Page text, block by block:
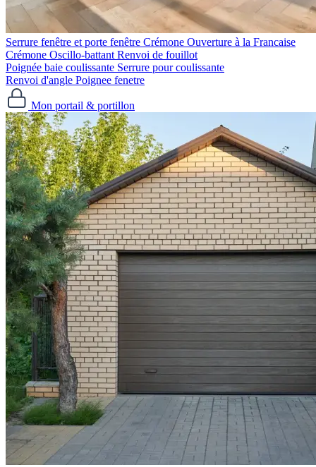
Serrure fenêtre et porte fenêtre
Crémone Ouverture à la Francaise
Crémone Oscillo-battant Renvoi de fouillot
Poignée baie coulissante Serrure pour coulissante
Renvoi d'angle Poignee fenetre
Mon portail & portillon